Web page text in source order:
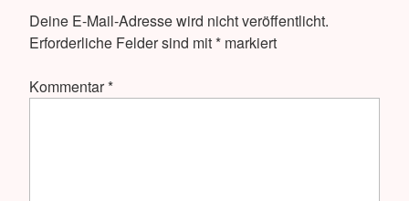
Deine E-Mail-Adresse wird nicht veröffentlicht.
Erforderliche Felder sind mit* markiert
Kommentar*